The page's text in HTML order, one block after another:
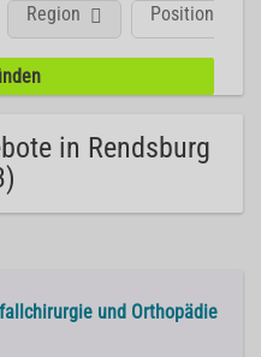
Position
Region
in Rendsburg
und Orthopädie